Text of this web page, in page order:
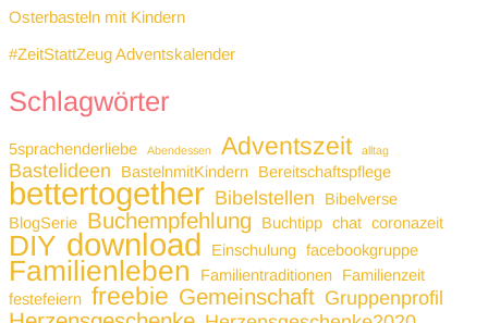
Osterbasteln mit Kindern
#ZeitStattZeug Adventskalender
Schlagwörter
5sprachenderliebe Abendessen Adventszeit alltag
Bastelideen BastelnmitKindern Bereitschaftspflege
bettertogether Bibelstellen
Bibelverse
BlogSerie
Buchempfehlung Buchtipp chat coronazeit
DIY download Einschulung facebookgruppe
Familienleben Familientraditionen
Familienzeit
festefeiern freebie Gemeinschaft Gruppenprofil